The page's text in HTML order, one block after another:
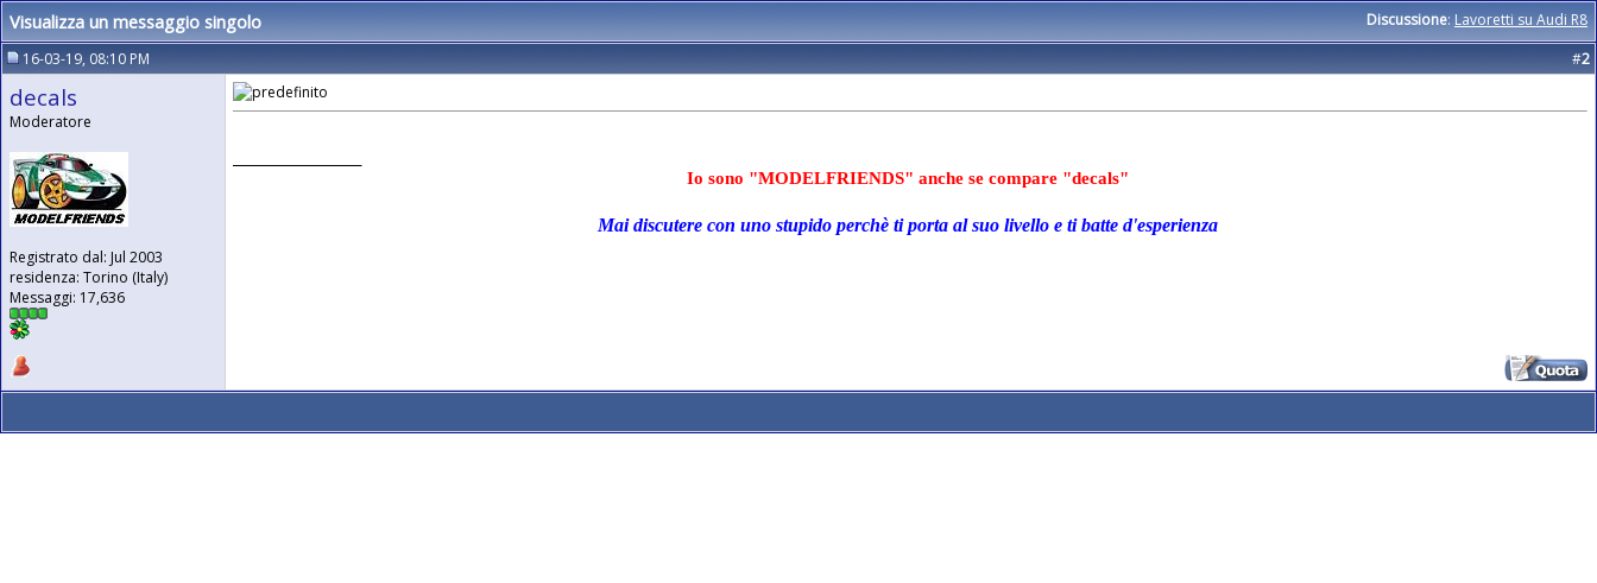
Discussione: Lavoretti su Audi R8
Visualizza un messaggio singolo
16-03-19, 08:10 PM #2
decals
Moderatore
Registrato dal: Jul 2003
residenza: Torino (Italy)
Messaggi: 17,636
Io sono "MODELFRIENDS" anche se compare "decals"
Mai discutere con uno stupido perchè ti porta al suo livello e ti batte d'esperienza